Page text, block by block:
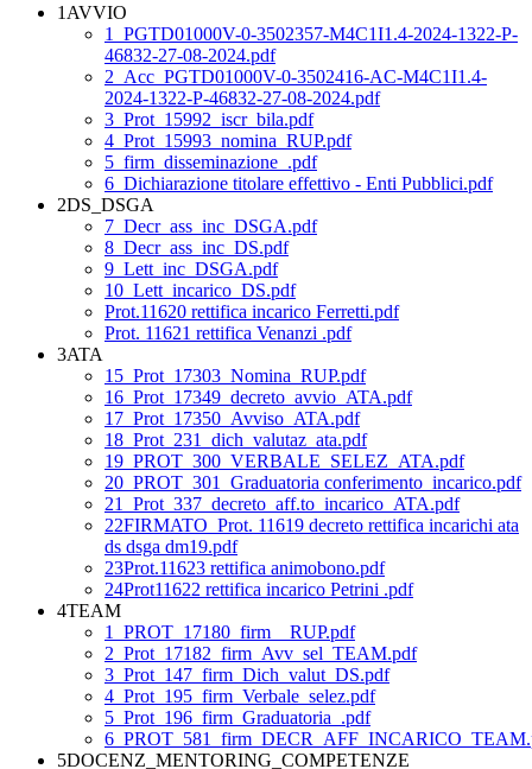
1AVVIO
1_PGTD01000V-0-3502357-M4C1I1.4-2024-1322-P-
46832-27-08-2024.pdf
2_Acc_PGTD01000V-0-3502416-AC-M4C1I1.4-
2024-1322-P-46832-27-08-2024.pdf
3_Prot_15992_iscr_bila.pdf
4_Prot_15993_nomina_RUP.pdf
5_firm_disseminazione_.pdf
6_Dichiarazione titolare effettivo - Enti Pubblici.pdf
2DS_DSGA
7_Decr_ass_inc_DSGA.pdf
8_Decr_ass_inc_DS.pdf
9_Lett_inc_DSGA.pdf
10_Lett_incarico_DS.pdf
Prot.11620 rettifica incarico Ferretti.pdf
Prot. 11621 rettifica Venanzi .pdf
3ATA
15_Prot_17303_Nomina_RUP.pdf
16_Prot_17349_decreto_avvio_ATA.pdf
17_Prot_17350_Avviso_ATA.pdf
18_Prot_231_dich_valutaz_ata.pdf
19_PROT_300_VERBALE_SELEZ_ATA.pdf
20_PROT_301_Graduatoria conferimento_incarico.pdf
21_Prot_337_decreto_aff.to_incarico_ATA.pdf
22FIRMATO_Prot. 11619 decreto rettifica incarichi ata
ds dsga dm19.pdf
23Prot.11623 rettifica animobono.pdf
24Prot11622 rettifica incarico Petrini .pdf
4TEAM
1_PROT_17180_firm__RUP.pdf
2_Prot_17182_firm_Avv_sel_TEAM.pdf
3_Prot_147_firm_Dich_valut_DS.pdf
4_Prot_195_firm_Verbale_selez.pdf
5_Prot_196_firm_Graduatoria_.pdf
5DOCENZ_MENTORING_COMPETENZE